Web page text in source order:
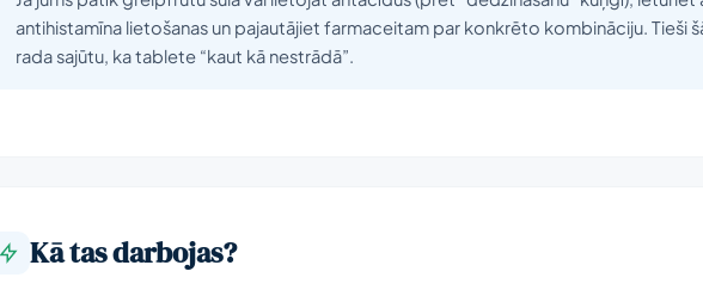
antihistamīna lietošanas un pajautājiet farmaceitam par konkrēto kombināciju. Tieši
rada sajūtu, ka tablete “kaut kā nestrādā”.
Kā tas darbojas?